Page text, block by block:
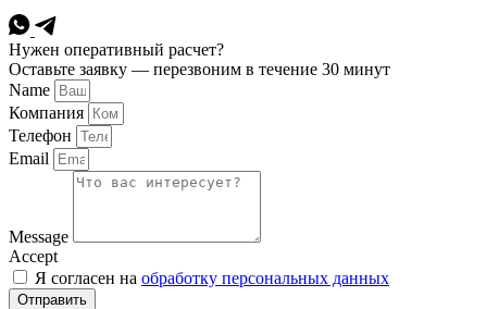
Нужен оперативный расчет?
Оставьте заявку — перезвоним в течение 30 минут
Name
Компания
Телефон
Email
Message
Accept
Я согласен на обработку персональных данных
Отправить